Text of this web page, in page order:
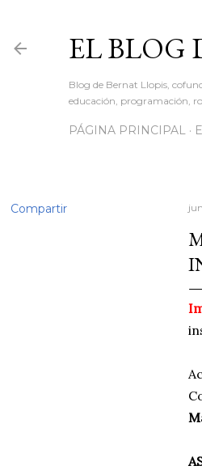
EL BLOG
Blog de Bernat Llopis,
educación, programación,
PÁGINA PRINCIPAL
Compartir